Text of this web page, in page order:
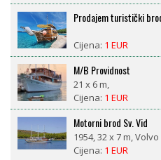
Prodajem turistički
Cijena: 1 EUR
M/B Providnost
21 x 6 m,
Cijena: 1 EUR
Motorni brod Sv. Vid
1954, 32 x 7 m,
Cijena: 1 EUR